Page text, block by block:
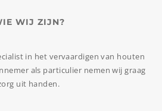
WIJ ZIJN?
in het vervaardigen van houten
als particulier nemen wij graag
uit handen.